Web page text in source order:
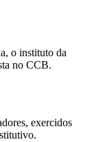
o instituto da
no CCB.
exercidos